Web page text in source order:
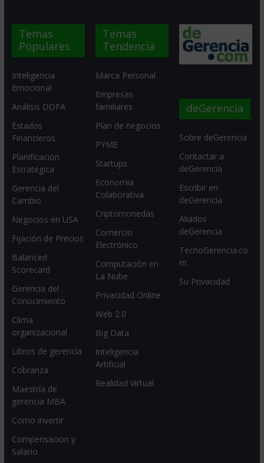
Temas
Populares
Inteligencia
Emocional
Análisis DOFA
Estados
Financieros
Planificación
Estratégica
Gerencia del
Cambio
Negocios en USA
Fijación de Precios
Balanced
Scorecard
Gerencia del
Conocimiento
Clima
organizacional
Libros de gerencia
Cobranza
Maestría de
gerencia MBA
Como invertir
Compensacion y
Salario
Temas
Tendencia
Marca Personal
Empresas
familiares
Plan de negocios
PYME
Startups
Economia
Colaborativa
Criptomonedas
Comercio
Electrónico
Computación en
La Nube
Privacidad Online
Web 2.0
Big Data
Inteligencia
Artificial
Realidad Virtual
deGerencia
Sobre deGerencia
Contactar a
deGerencia
Escribir en
deGerencia
Aliados
deGerencia
TecnoGerencia.co
m
Su Privacidad